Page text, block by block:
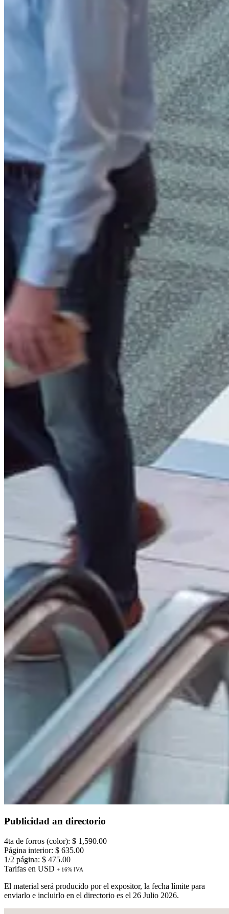
Publicidad an directorio
4ta de forros (color): $ 1,590.00
Página interior: $ 635.00
1/2 página: $ 475.00
Tarifas en USD + 16% IVA
El material será producido por el expositor, la fecha límite para
enviarlo e incluirlo en el directorio es el 26 Julio 2026.